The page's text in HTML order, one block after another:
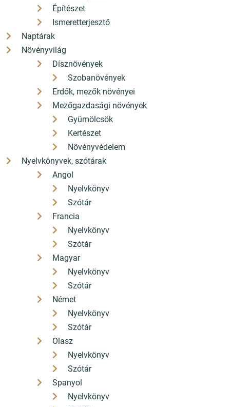
Építészet
Ismeretterjesztő
Naptárak
Növényvilág
Dísznövények
Szobanövények
Erdők, mezők növényei
Mezőgazdasági növények
Gyümölcsök
Kertészet
Növényvédelem
Nyelvkönyvek, szótárak
Angol
Nyelvkönyv
Szótár
Francia
Nyelvkönyv
Szótár
Magyar
Nyelvkönyv
Szótár
Német
Nyelvkönyv
Szótár
Olasz
Nyelvkönyv
Szótár
Spanyol
Nyelvkönyv